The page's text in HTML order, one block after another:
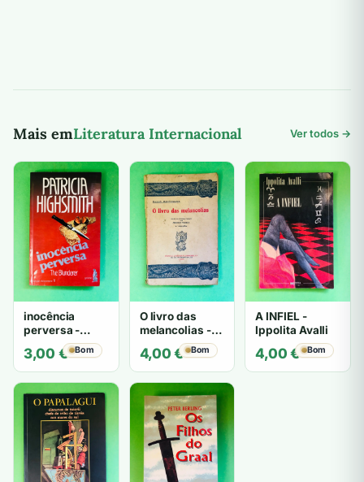
Mais emLiteratura Internacional Ver todos →
inocência
perversa -
PATRICIA
HIGHSMITH
3,00 € Bom
O livro das
melancolias -
Mantegazza
4,00€ Bom
A INFIEL -
Ippolita Avalli
4,00€ Bom